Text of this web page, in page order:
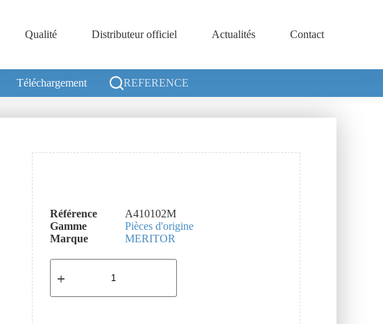
Qualité Distributeur officiel Actualités Contact
Téléchargement REFERENCE
Référence
A410102M
Gamme
Pièces d'origine
Marque
MERITOR